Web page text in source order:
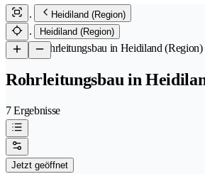
Heidiland (Region)
Heidiland (Region)
/Rohrleitungsbau in Heidiland (Region)
Rohrleitungsbau in
7 Ergebnisse
Jetzt geöffnet